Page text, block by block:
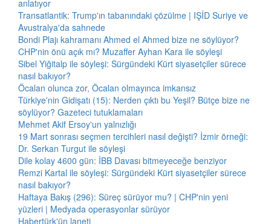
anlatıyor
Transatlantik: Trump'ın tabanındaki çözülme | IŞİD Suriye ve
Avustralya'da sahnede
Bondi Plajı kahramanı Ahmed el Ahmed bize ne söylüyor?
CHP'nin önü açık mı? Muzaffer Ayhan Kara ile söyleşi
Sibel Yiğitalp ile söyleşi: Sürgündeki Kürt siyasetçiler sürece
nasıl bakıyor?
Öcalan olunca zor, Öcalan olmayınca imkansız
Türkiye'nin Gidişatı (15): Nerden çıktı bu Yeşil? Bütçe bize ne
söylüyor? Gazeteci tutuklamaları
Mehmet Akif Ersoy'un yalnızlığı
19 Mart sonrası seçmen tercihleri nasıl değişti? İzmir örneği:
Dr. Serkan Turgut ile söyleşi
Dile kolay 4600 gün: İBB Davası bitmeyeceğe benziyor
Remzi Kartal ile söyleşi: Sürgündeki Kürt siyasetçiler sürece
nasıl bakıyor?
Haftaya Bakış (296): Süreç sürüyor mu? | CHP'nin yeni
yüzleri | Medyada operasyonlar sürüyor
Habertürk'ün laneti